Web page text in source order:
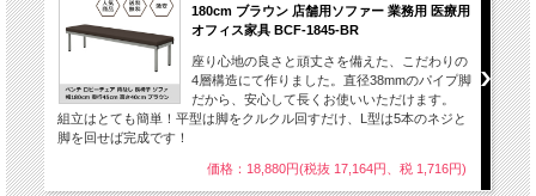
180cm ブラウン 店舗用ソファー 業務用 医療用
オフィス家具 BCF-1845-BR
座り心地の良さと頑丈さを備えた、こだわりの
4層構造にて作りました。直径38mmのパイプ脚
だから、安心して長くお使いいただけます。
組立はとても簡単！平型は脚をクルクル回すだけ、L型は5本のネジと
脚を回せば完成です！
価格：18,880円(税抜 17,164円、税 1,716円)